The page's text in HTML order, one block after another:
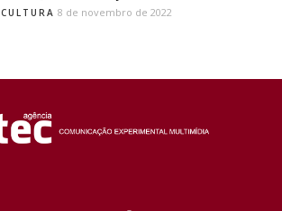
CULTURA 8 de novembro de 2022